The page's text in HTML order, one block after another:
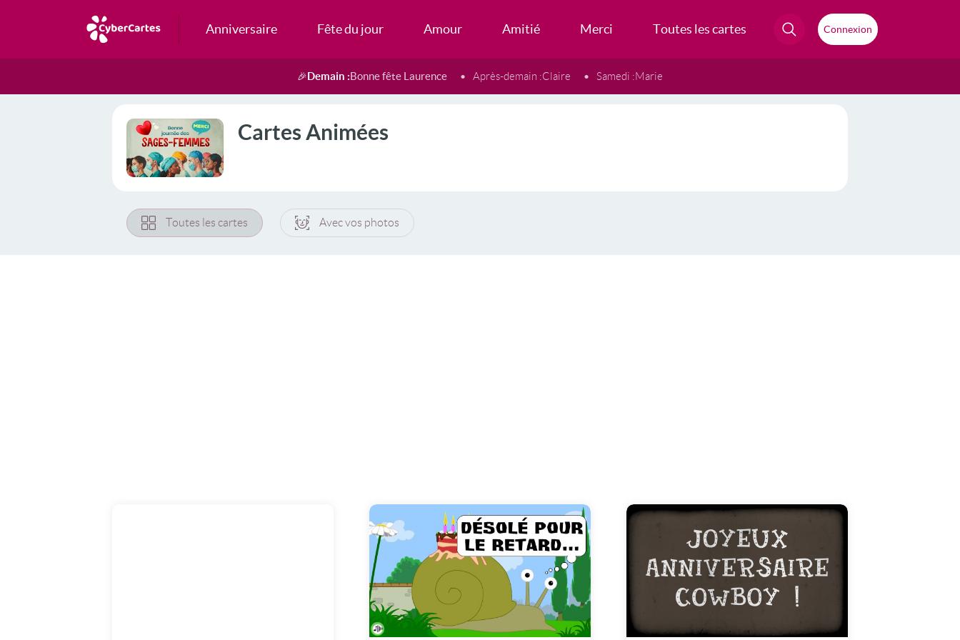
Anniversaire Fête du jour Amour Amitié Merci Toutes les cartes Connexion
🎉Demain :Bonne fête Laurence Après-demain :Claire Samedi :Marie
Cartes Animées
Toutes les cartes Avec vos photos
Allez allez, on se dépêche! Vous êtes déjà
C'est parti pour le retour au far west ! Pour